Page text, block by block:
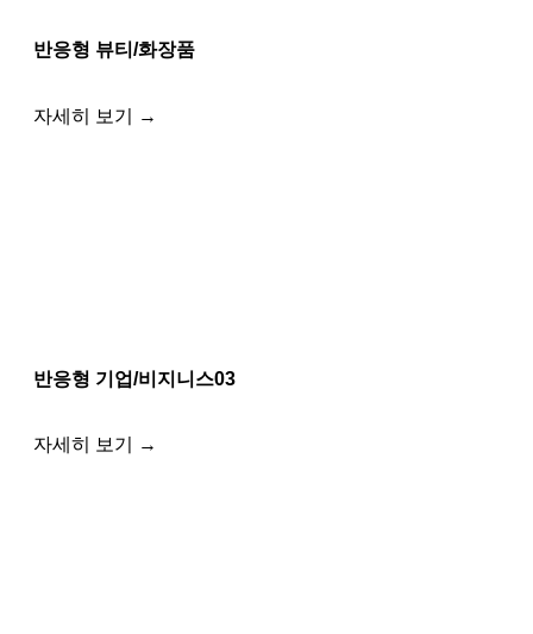
반응형 뷰티/화장품
자세히 보기 →
반응형 기업/비지니스03
자세히 보기 →